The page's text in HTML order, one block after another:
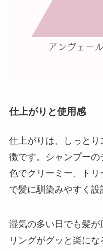
仕上がりと使用感
仕上がりは、しっと
徴です。シャンプー
色でクリーミー、ト
で髪に馴染みやすく設
湿気の多い日でも髪
リングがグッと楽に